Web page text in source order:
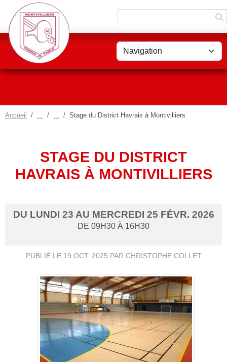
Accueil Stage du District Havrais à Montivilliers
STAGE DU DISTRICT
HAVRAIS À MONTIVILLIERS
DU LUNDI 23 AU MERCREDI 25 FÉVR. 2026
DE 09H30 À 16H30
PUBLIÉ LE 19 OCT. 2025 PAR CHRISTOPHE COLLET
Panneau de gestion des cookies